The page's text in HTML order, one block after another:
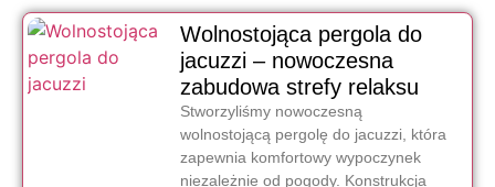
Wolnostojąca pergola do
jacuzzi – nowoczesna
zabudowa strefy relaksu
Stworzyliśmy nowoczesną
wolnostojącą pergolę do jacuzzi, która
zapewnia komfortowy wypoczynek
niezależnie od pogody. Konstrukcja